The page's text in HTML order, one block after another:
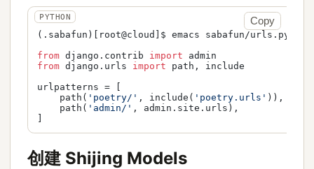
(.sabafun)[root@cloud]$ emacs sabafun/urls.py
from django.contrib import
from django.urls import path, include
urlpatterns = [
    path(
'poetry/' , include( 'poetry.urls' )),
    path(
'admin/' , admin.site.urls),
Copy
创建 Shijing Models